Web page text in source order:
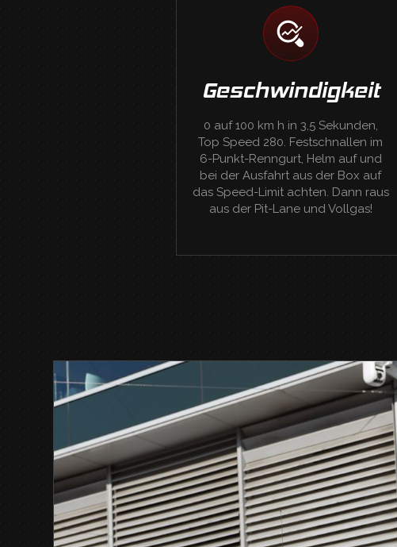
Geschwindigkeit
0 auf 100 km h in 3,5 Sekunden,
Top Speed 280. Festschnallen im
6-Punkt-Renngurt, Helm auf und
bei der Ausfahrt aus der Box auf
das Speed-Limit achten. Dann raus
aus der Pit-Lane und Vollgas!